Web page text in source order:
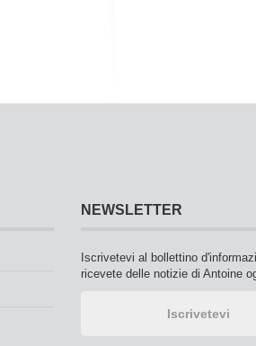
NEWSLETTER
Iscrivetevi al bollettino
ricevete delle notizie di Antoine